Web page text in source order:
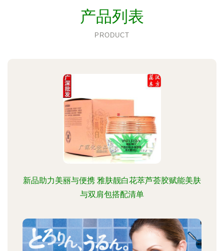
产品列表
PRODUCT
新品助力美丽与便携 雅肤靓白花萃芦荟胶赋能美肤
与双肩包搭配清单